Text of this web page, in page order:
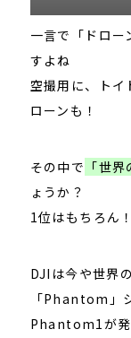
一言で「ドロー
すよね
空撮用に、ト
ローンも！
その中で 「世
ょうか？
1位はもちろん
DJIは今や世界
「Phantom」
Phantom1が発